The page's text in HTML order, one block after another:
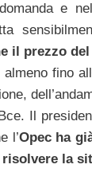
e
il prezzo
almeno fino
Il
l’Opec ha
la